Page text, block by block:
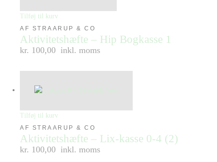
Tilføj til kurv
AF STRAARUP & CO
Aktivitetshæfte – Hip Bogkasse 1
kr. 100,00 inkl. moms
Tilføj til kurv
AF STRAARUP & CO
Aktivitetshæfte – Lix-kasse 0-4 (2)
kr. 100,00 inkl. moms